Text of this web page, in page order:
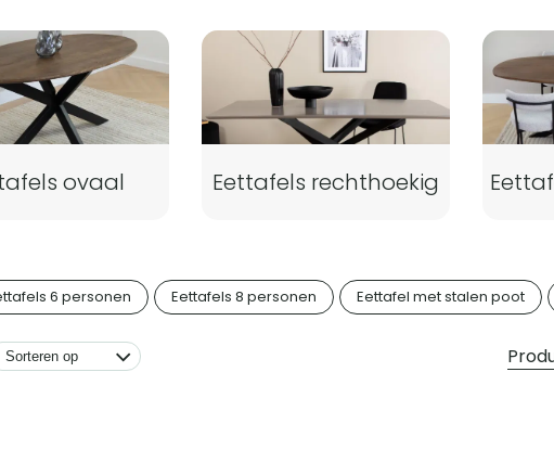
ovaal Eettafels rechthoekig
6 personen Eettafels 8 personen Eettafel met stalen poot